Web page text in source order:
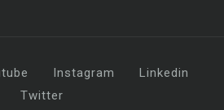
Instagram
Linkedin
Twitter